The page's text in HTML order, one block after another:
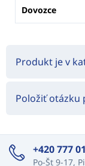
Dovozce
Produkt je v
Položiť otázku
+420 777
Po-Št 9-17,